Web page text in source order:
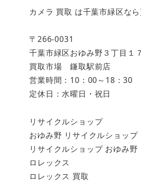
カメラ 買取 は千葉市緑区な
〒266-0031
千葉市緑区おゆみ野３丁目１
買取市場 鎌取駅前店
営業時間：10：00～18：30
定休日：水曜日・祝日
リサイクルショップ
おゆみ野 リサイクルショップ
リサイクルショップ おゆみ野
ロレックス
ロレックス 買取